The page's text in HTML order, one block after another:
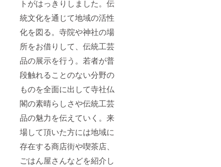
トがはっきりしました。伝
統文化を通じて地域の活性
化を図る。寺院や神社の場
所をお借りして、伝統工芸
品の展示を行う。若者が普
段触れることのない分野の
ものを全面に出して寺社仏
閣の素晴らしさや伝統工芸
品の魅力を伝えていく。来
場して頂いた方には地域に
存在する商店街や喫茶店、
ごはん屋さんなどを紹介し